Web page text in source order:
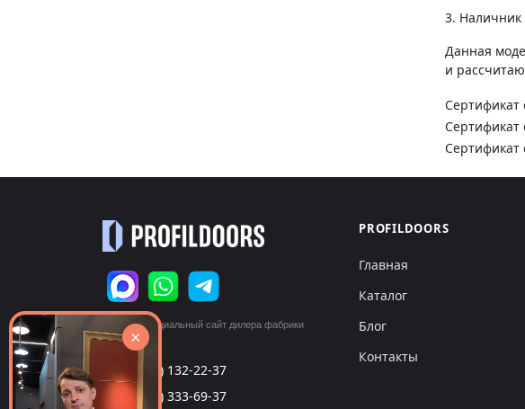
3. Наличник
Данная
и
Сертификат
Сертификат
Сертификат
© 2026 Официальный сайт дилера фабрики
«ProfilDoors»
+7 (495) 132-22-37
+7 (999) 333-69-37
PROFILDOORS
Главная
Каталог
Блог
Контакты
×